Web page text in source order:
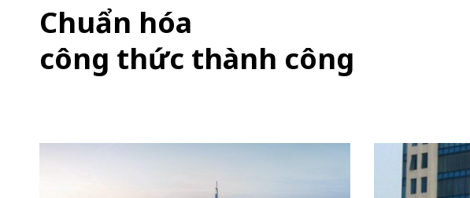
Chuẩn hóa
công thức thành công